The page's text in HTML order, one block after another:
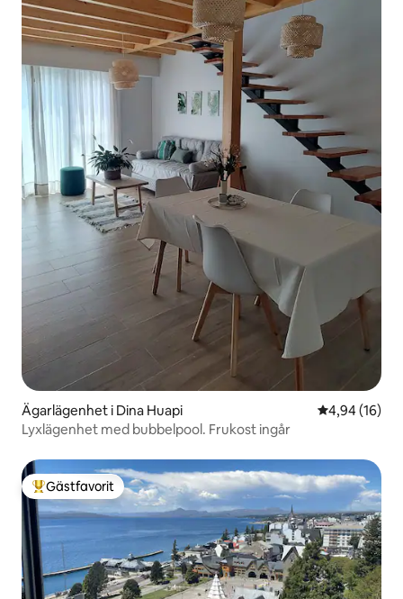
Ägarlägenhet i Dina Huapi 4,94 av 5 i
4,94 (16)
Lyxlägenhet med bubbelpool. Frukost ingår
Populär gästfavorit
Gästfavorit